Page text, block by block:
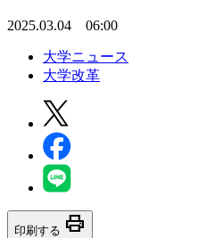
2025.03.04 06:00
大学ニュース
大学改革
印刷する print